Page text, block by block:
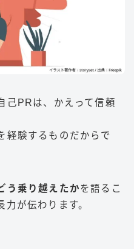
己PRは、かえって信頼
経験するものだからで
う乗り越えたかを語るこ
が伝わります。